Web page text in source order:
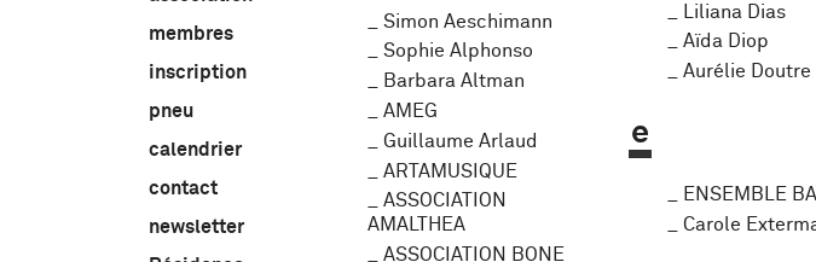
membres
inscription
pneu
calendrier
contact
newsletter
Simon Aeschimann
Sophie Alphonso
Barbara Altman
AMEG
Guillaume Arlaud
ARTAMUSIQUE
ASSOCIATION
AMALTHEA
ASSOCIATION BONE
Liliana Dias
Aïda Diop
Aurélie Doutre
e
ENSEMBLE
Carole